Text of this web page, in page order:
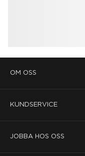
OM OSS
KUNDSERVICE
JOBBA HOS OSS